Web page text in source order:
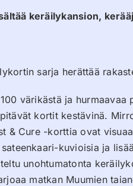
keräilykansion,
sarja herättää
värikästä ja
kortit kestävinä.
& Cure -korttia ovat
kuvioisia ja
unohtumatonta
matkan Muumien